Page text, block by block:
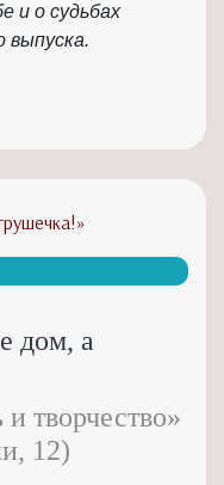
и о судьбах
выпуска.
дом, а
творчество»
12)